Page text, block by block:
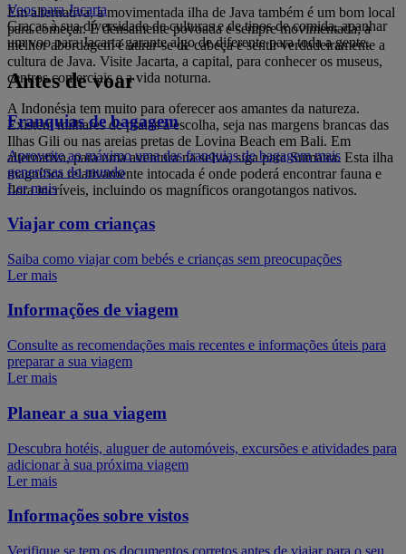
Em alternativa, a movimentada ilha de Java também é um bom local
para começar. É densamente povoada e sempre movimentada; a
melhor abordagem é atirar-se de cabeça e sentir verdadeiramente a
cultura de Java. Visite Jacarta, a capital, para conhecer os museus,
centros comerciais e a vida noturna.
A Indonésia tem muito para oferecer aos amantes da natureza.
Existem milhares de praias à escolha, seja nas margens brancas das
Ilhas Gili ou nas areias pretas de Lovina Beach em Bali. Em
alternativa, para uma aventura na selva, siga para Sumatra. Esta ilha
magnífica relativamente intocada é onde poderá encontrar fauna e
flora incríveis, incluindo os magníficos orangotangos nativos.
Voos para Jacarta
Graças à sua diversidade de culturas e de tipos de comida, apanhar
um voo para Jacarta garante algo de diferente para toda a gente.
Antes de voar
Franquias de bagagem
Aproveite ao máximo uma das franquias de bagagem mais
generosas do mundo
Ler mais
Viajar com crianças
Saiba como viajar com bebés e crianças sem preocupações
Ler mais
Informações de viagem
Consulte as recomendações mais recentes e informações úteis para
preparar a sua viagem
Ler mais
Planear a sua viagem
Descubra hotéis, aluguer de automóveis, excursões e atividades para
adicionar à sua próxima viagem
Ler mais
Informações sobre vistos
Verifique se tem os documentos corretos antes de viajar para o seu